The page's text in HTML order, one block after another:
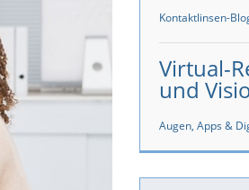
Kontaktlinsen-
Virtual-
und
Augen, Apps &